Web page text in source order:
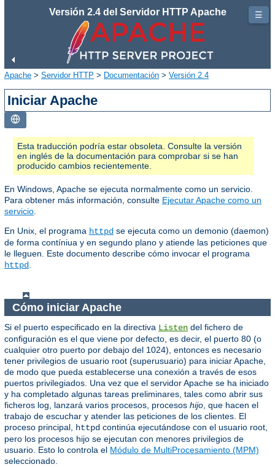
Versión 2.4 del Servidor HTTP Apache
Apache > Servidor HTTP > Documentación > Versión 2.4
Iniciar Apache
Esta traducción podría estar obsoleta. Consulte la versión
en inglés de la documentación para comprobar si se han
producido cambios recientemente.
En Windows, Apache se ejecuta normalmente como un servicio.
Para obtener más información, consulte Ejecutar Apache como un
servicio
En Unix, el programa httpd se ejecuta como un demonio (daemon)
de forma contíniua y en segundo plano y atiende las peticiones que
le lleguen. Este documento describe cómo invocar el programa
httpd
Cómo iniciar Apache
Si el puerto especificado en la directiva Listen del fichero de
configuración es el que viene por defecto, es decir, el puerto 80 (o
cualquier otro puerto por debajo del 1024), entonces es necesario
tener privilegios de usuario root (superusuario) para iniciar Apache,
de modo que pueda establecerse una conexión a través de esos
puertos privilegiados. Una vez que el servidor Apache se ha iniciado
y ha completado algunas tareas preliminares, tales como abrir sus
ficheros log, lanzará varios procesos, procesos hijo , que hacen el
trabajo de escuchar y atender las peticiones de los clientes. El
proceso principal,
httpd continúa ejecutándose con el usuario root,
pero los procesos hijo se ejecutan con menores privilegios de
usuario. Esto lo controla el Módulo de MultiProcesamiento (MPM)
seleccionado.
☰